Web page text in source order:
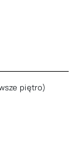
piętro)